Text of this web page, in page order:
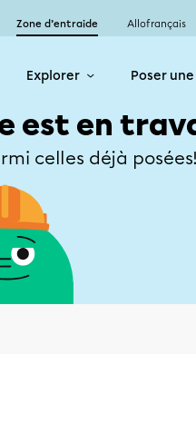
Zone d’entraide Allofrançais
Explorer Poser
est en
celles déjà